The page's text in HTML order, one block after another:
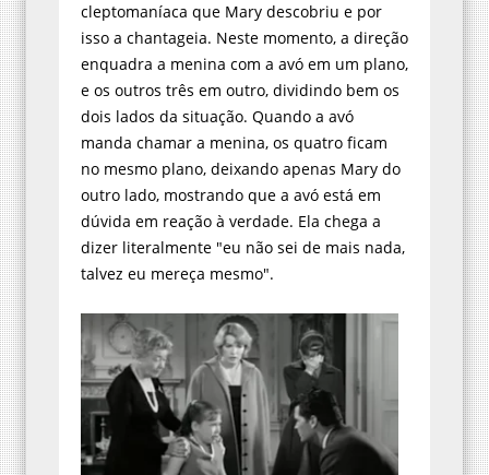
cleptomaníaca que Mary descobriu e por
isso a chantageia. Neste momento, a direção
enquadra a menina com a avó em um plano,
e os outros três em outro, dividindo bem os
dois lados da situação. Quando a avó
manda chamar a menina, os quatro ficam
no mesmo plano, deixando apenas Mary do
outro lado, mostrando que a avó está em
dúvida em reação à verdade. Ela chega a
dizer literalmente "eu não sei de mais nada,
talvez eu mereça mesmo".